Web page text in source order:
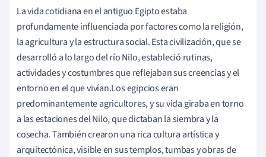
La vida cotidiana en el antiguo Egipto estaba
profundamente influenciada por factores como la religión,
la agricultura y la estructura social. Esta civilización, que se
desarrolló a lo largo del río Nilo, estableció rutinas,
actividades y costumbres que reflejaban sus creencias y el
entorno en el que vivían.Los egipcios eran
predominantemente agricultores, y su vida giraba en torno
a las estaciones del Nilo, que dictaban la siembra y la
cosecha. También crearon una rica cultura artística y
arquitectónica, visible en sus templos, tumbas y obras de